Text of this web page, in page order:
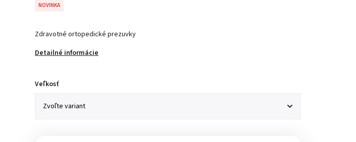
NOVINKA
Zdravotné ortopedické prezuvky
Detailné informácie
Veľkosť